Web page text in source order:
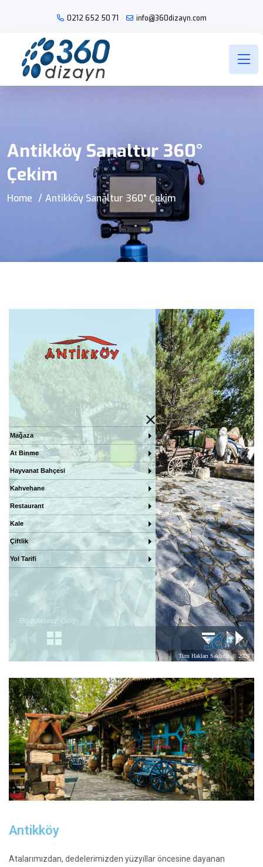
0212 652 50 71 info@360dizayn.com
Antikköy Sanaltur 360°
Çekim
Home Antikköy Sanaltur 360° Çekim
Antikköy
Atalarımızdan, dedelerimizden yüzyıllar öncesine dayanan